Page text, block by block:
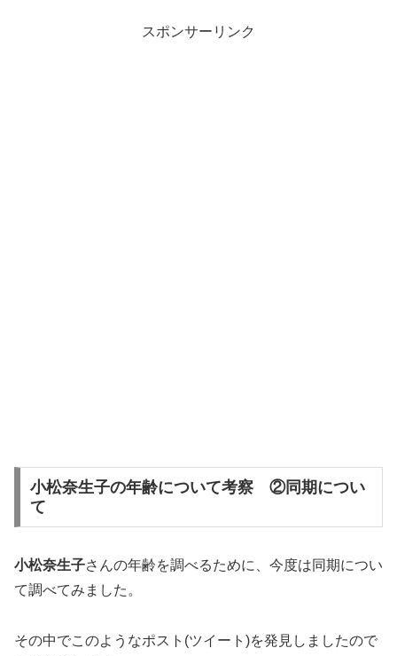
スポンサーリンク
小松奈生子の年齢について考察 ②同期につい
て
小松奈生子さんの年齢を調べるために、今度は同期につい
て調べてみました。
その中でこのようなポスト(ツイート)を発見しましたので